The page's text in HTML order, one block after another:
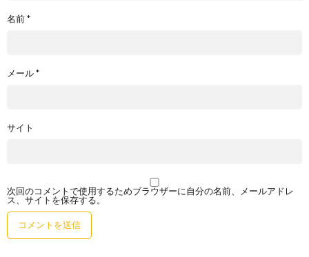
名前*
メール*
サイト
次回のコメントで使用するためブラウザーに自分の名前、メールアドレ
ス、サイトを保存する。